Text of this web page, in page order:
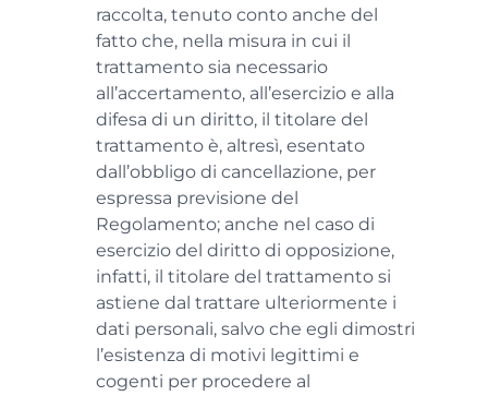
raccolta, tenuto conto anche del
fatto che, nella misura in cui il
trattamento sia necessario
all’accertamento, all’esercizio e alla
difesa di un diritto, il titolare del
trattamento è, altresì, esentato
dall’obbligo di cancellazione, per
espressa previsione del
Regolamento; anche nel caso di
esercizio del diritto di opposizione,
infatti, il titolare del trattamento si
astiene dal trattare ulteriormente i
dati personali, salvo che egli dimostri
l’esistenza di motivi legittimi e
cogenti per procedere al